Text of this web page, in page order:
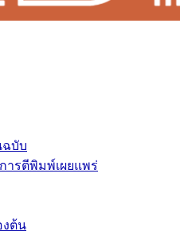
ฉบับ
ารตีพิมพ์เผยแพร่
งต้น